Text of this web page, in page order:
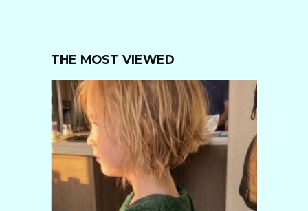
THE MOST VIEWED